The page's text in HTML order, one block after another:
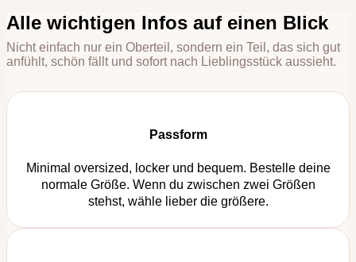
Alle wichtigen Infos auf einen Blick
Nicht einfach nur ein Oberteil, sondern ein Teil, das sich gut
anfühlt, schön fällt und sofort nach Lieblingsstück aussieht.
Passform
Minimal oversized, locker und bequem. Bestelle deine
normale Größe. Wenn du zwischen zwei Größen
stehst, wähle lieber die größere.